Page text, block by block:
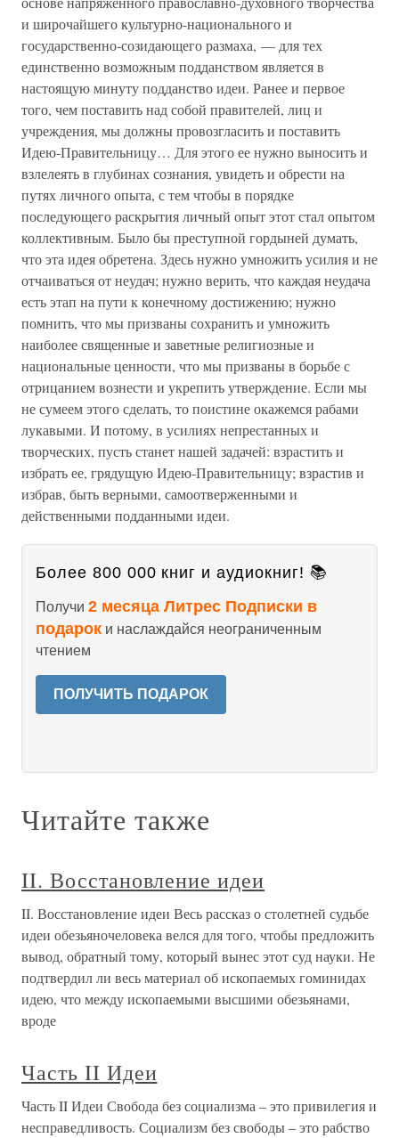
и широчайшего культурно-национального и
государственно-созидающего размаха, — для тех
единственно возможным подданством является в
настоящую минуту подданство идеи. Ранее и первое
того, чем поставить над собой правителей, лиц и
учреждения, мы должны провозгласить и поставить
Идею-Правительницу… Для этого ее нужно выносить и
взлелеять в глубинах сознания, увидеть и обрести на
путях личного опыта, с тем чтобы в порядке
последующего раскрытия личный опыт этот стал опытом
коллективным. Было бы преступной гордыней думать,
что эта идея обретена. Здесь нужно умножить усилия и не
отчаиваться от неудач; нужно верить, что каждая неудача
есть этап на пути к конечному достижению; нужно
помнить, что мы призваны сохранить и умножить
наиболее священные и заветные религиозные и
национальные ценности, что мы призваны в борьбе с
отрицанием вознести и укрепить утверждение. Если мы
не сумеем этого сделать, то поистине окажемся рабами
лукавыми. И потому, в усилиях непрестанных и
творческих, пусть станет нашей задачей: взрастить и
избрать ее, грядущую Идею-Правительницу; взрастив и
избрав, быть верными, самоотверженными и
действенными подданными идеи.
Более 800 000 книг и аудиокниг! 📚
Получи 2 месяца Литрес Подписки в
подарок и наслаждайся неограниченным
чтением
ПОЛУЧИТЬ ПОДАРОК
Читайте также
II. Восстановление идеи
II. Восстановление идеи Весь рассказ о столетней судьбе
идеи обезьяночеловека велся для того, чтобы предложить
вывод, обратный тому, который вынес этот суд науки. Не
подтвердил ли весь материал об ископаемых гоминидах
идею, что между ископаемыми высшими обезьянами,
вроде
Часть II Идеи
Часть II Идеи Свобода без социализма – это привилегия и
несправедливость. Социализм без свободы – это рабство